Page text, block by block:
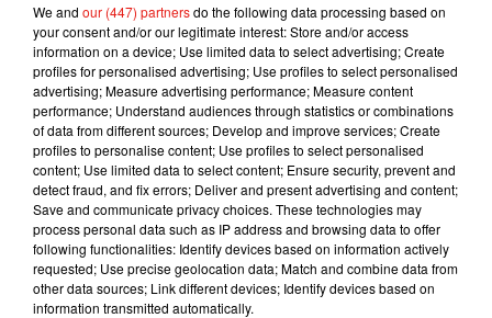
premier extrait inédit intituléMiami Vice(audio ci-
dessous). On le retrouve également sur le titre Tune le vois
pasen duo avec son frère Dadju. De plus, Gims, de son vrai
nom Gandhi Djuna, est actuellement en tournée dans toute
la France avec son Fuego Tour. Une série de concerts qu’il
clôturera dans l’enceinte du Stade de France de Saint-Denis
le 28 septembre prochain.
We and our (447) partnersdo the following data processing based on
your consent and/or our legitimate interest: Store and/or access
information on a device; Use limited data to select advertising; Create
profiles for personalised advertising; Use profiles to select personalised
advertising; Measure advertising performance; Measure content
performance; Understand audiences through statistics or combinations
of data from different sources; Develop and improve services; Create
profiles to personalise content; Use profiles to select personalised
content; Use limited data to select content; Ensure security, prevent and
detect fraud, and fix errors; Deliver and present advertising and content;
Save and communicate privacy choices. These technologies may
process personal data such as IP address and browsing data to offer
following functionalities: Identify devices based on information actively
requested; Use precise geolocation data; Match and combine data from
other data sources; Link different devices; Identify devices based on
information transmitted automatically.